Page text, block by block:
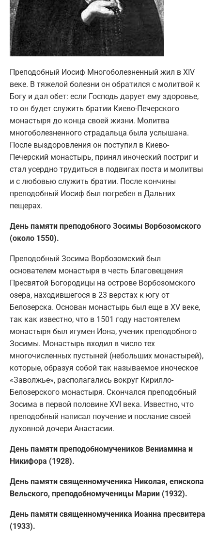
Преподобный Иосиф Многоболезненный жил в XIV
веке. В тяжелой болезни он обратился с молитвой к
Богу и дал обет: если Господь дарует ему здоровье,
то он будет служить братии Киево-Печерского
монастыря до конца своей жизни. Молитва
многоболезненного страдальца была услышана.
После выздоровления он поступил в Киево-
Печерский монастырь, принял иноческий постриг и
стал усердно трудиться в подвигах поста и молитвы
и с любовью служить братии. После кончины
преподобный Иосиф был погребен в Дальних
пещерах.
День памяти преподобного Зосимы Ворбозомского
(около 1550).
Преподобный Зосима Ворбозомский был
основателем монастыря в честь Благовещения
Пресвятой Богородицы на острове Ворбозомского
озера, находившегося в 23 верстах к югу от
Белозерска. Основан монастырь был еще в XV веке,
так как известно, что в 1501 году настоятелем
монастыря был игумен Иона, ученик преподобного
Зосимы. Монастырь входил в число тех
многочисленных пустыней (небольших монастырей),
которые, образуя собой так называемое иноческое
«Заволжье», располагались вокруг Кирилло-
Белозерского монастыря. Скончался преподобный
Зосима в первой половине XVI века. Известно, что
преподобный написал поучение и послание своей
духовной дочери Анастасии.
День памяти преподобномучеников Вениамина и
Никифора (1928).
День памяти священномученика Николая, епископа
Вельского, преподобномученицы Марии (1932).
День памяти священномученика Иоанна пресвитера
(1933).